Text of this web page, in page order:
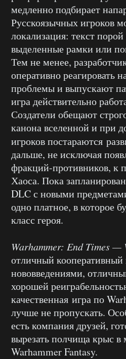
медленно подбирает
Русскоязычных игроков
локализация: текст
выделенные рамки или
Тем не менее,
оперативно реагировать
проблемы и выпускают
игра действительно
Создатели обещают
канона вселенной и при
игроков постараются
дальше, не исключая
фракций-противников, к
Хаоса. Пока
DLC с новыми
одно платное, в которое
класс героя.
Warhammer: End Times —
отличный
нововведениями,
хорошей
качественная игра по
лучше не пропускать.
есть компания друзей,
вырезать полчища крыс
Warhammer Fantasy.